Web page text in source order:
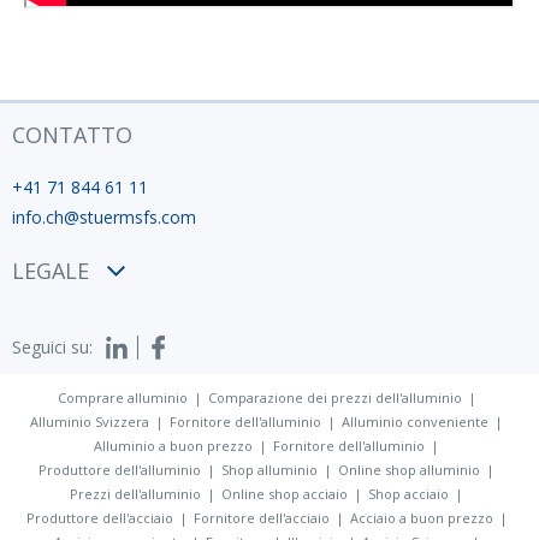
CONTATTO
+41 71 844 61 11
info.ch@stuermsfs.com
LEGALE
Privacy policy
Seguici su:
Comprare alluminio
Comparazione dei prezzi dell'alluminio
Alluminio Svizzera
Fornitore dell'alluminio
Alluminio conveniente
Alluminio a buon prezzo
Fornitore dell'alluminio
Produttore dell'alluminio
Shop alluminio
Online shop alluminio
Prezzi dell'alluminio
Online shop acciaio
Shop acciaio
Produttore dell'acciaio
Fornitore dell'acciaio
Acciaio a buon prezzo